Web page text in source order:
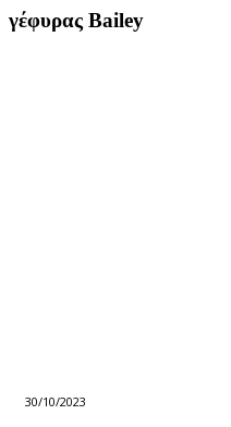
γέφυρας Bailey
30/10/2023